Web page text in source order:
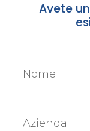
Avete